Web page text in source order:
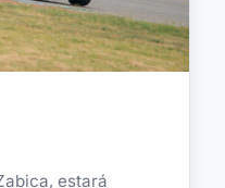
estará